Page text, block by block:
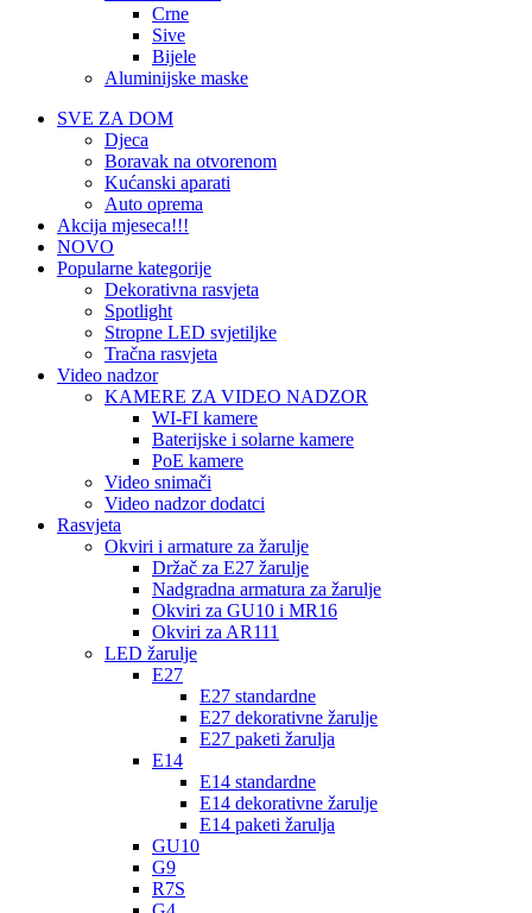
Crne
Sive
Bijele
Aluminijske maske
SVE ZA DOM
Djeca
Boravak na otvorenom
Kućanski aparati
Auto oprema
Akcija mjeseca!!!
NOVO
Popularne kategorije
Dekorativna rasvjeta
Spotlight
Stropne LED svjetiljke
Tračna rasvjeta
Video nadzor
KAMERE ZA VIDEO NADZOR
WI-FI kamere
Baterijske i solarne kamere
PoE kamere
Video snimači
Video nadzor dodatci
Rasvjeta
Okviri i armature za žarulje
Držač za E27 žarulje
Nadgradna armatura za žarulje
Okviri za GU10 i MR16
Okviri za AR111
LED žarulje
E27
E27 standardne
E27 dekorativne žarulje
E27 paketi žarulja
E14
E14 standardne
E14 dekorativne žarulje
E14 paketi žarulja
GU10
G9
R7S